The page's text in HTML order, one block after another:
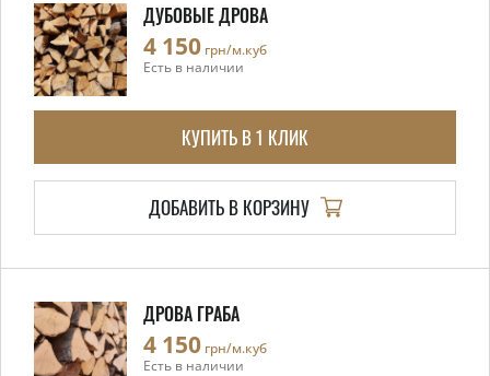
ДУБОВЫЕ ДРОВА
4 150 грн/м.куб
Есть в наличии
КУПИТЬ В 1 КЛИК
ДОБАВИТЬ В КОРЗИНУ
ДРОВА ГРАБА
4 150 грн/м.куб
Есть в наличии